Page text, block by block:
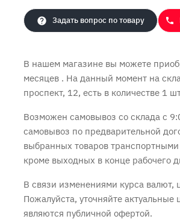
Задать вопрос по товару
В нашем магазине вы можете
месяцев . На данный момент на
проспект, 12, есть в количестве 1
Возможен самовывоз со склада с
самовывоз по предварительной
выбранных товаров
кроме выходных в конце рабочего
В связи изменениями курса валют,
Пожалуйста, уточняйте
являются публичной офертой.
Оформить заказ